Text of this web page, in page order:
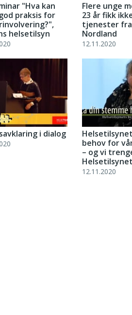
"Hva kan
praksis for
helsetilsyn
Flere unge
23 år fikk
tjenester fra
Nordland
12.11.2020
i dialog
behov for
– og vi
Helsetilsynet
12.11.2020